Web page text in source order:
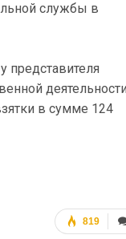
службы в
представителя
в сумме 124
819